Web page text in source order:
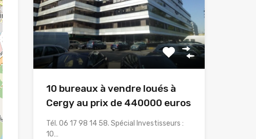
10 bureaux à vendre loués à
Cergy au prix de 440000 euros
Tél. 06 17 98 14 58. Spécial Investisseurs :
10…